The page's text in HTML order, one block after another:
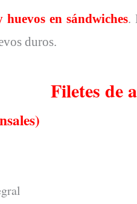
en sándwiches.
duros.
Filetes de